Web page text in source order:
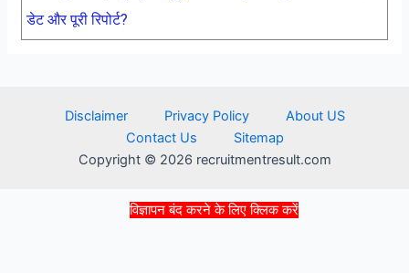
विज्ञापन बंद करने के लिए क्लिक करें
डेट और पूरी रिपोर्ट?
Disclaimer Privacy Policy
About US
Contact Us
Sitemap
Copyright © 2026 recruitmentresult.com